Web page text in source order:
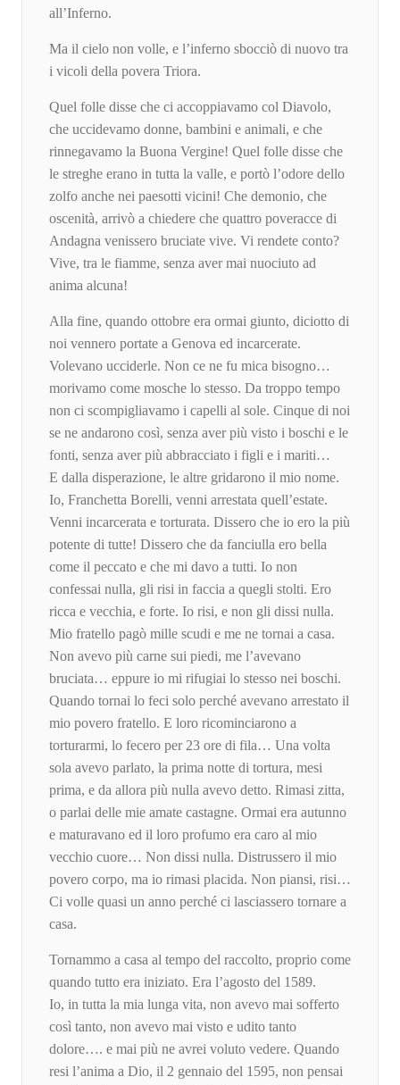
all’Inferno.
Ma il cielo non volle, e l’inferno sbocciò di nuovo tra
i vicoli della povera Triora.
Quel folle disse che ci accoppiavamo col Diavolo,
che uccidevamo donne, bambini e animali, e che
rinnegavamo la Buona Vergine! Quel folle disse che
le streghe erano in tutta la valle, e portò l’odore dello
zolfo anche nei paesotti vicini! Che demonio, che
oscenità, arrivò a chiedere che quattro poveracce di
Andagna venissero bruciate vive. Vi rendete conto?
Vive, tra le fiamme, senza aver mai nuociuto ad
anima alcuna!
Alla fine, quando ottobre era ormai giunto, diciotto di
noi vennero portate a Genova ed incarcerate.
Volevano ucciderle. Non ce ne fu mica bisogno…
morivamo come mosche lo stesso. Da troppo tempo
non ci scompigliavamo i capelli al sole. Cinque di noi
se ne andarono così, senza aver più visto i boschi e le
fonti, senza aver più abbracciato i figli e i mariti…
E dalla disperazione, le altre gridarono il mio nome.
Io, Franchetta Borelli, venni arrestata quell’estate.
Venni incarcerata e torturata. Dissero che io ero la più
potente di tutte! Dissero che da fanciulla ero bella
come il peccato e che mi davo a tutti. Io non
confessai nulla, gli risi in faccia a quegli stolti. Ero
ricca e vecchia, e forte. Io risi, e non gli dissi nulla.
Mio fratello pagò mille scudi e me ne tornai a casa.
Non avevo più carne sui piedi, me l’avevano
bruciata… eppure io mi rifugiai lo stesso nei boschi.
Quando tornai lo feci solo perché avevano arrestato il
mio povero fratello. E loro ricominciarono a
torturarmi, lo fecero per 23 ore di fila… Una volta
sola avevo parlato, la prima notte di tortura, mesi
prima, e da allora più nulla avevo detto. Rimasi zitta,
o parlai delle mie amate castagne. Ormai era autunno
e maturavano ed il loro profumo era caro al mio
vecchio cuore… Non dissi nulla. Distrussero il mio
povero corpo, ma io rimasi placida. Non piansi, risi…
Ci volle quasi un anno perché ci lasciassero tornare a
casa.
Tornammo a casa al tempo del raccolto, proprio come
quando tutto era iniziato. Era l’agosto del 1589.
Io, in tutta la mia lunga vita, non avevo mai sofferto
così tanto, non avevo mai visto e udito tanto
dolore…. e mai più ne avrei voluto vedere. Quando
resi l’anima a Dio, il 2 gennaio del 1595, non pensai